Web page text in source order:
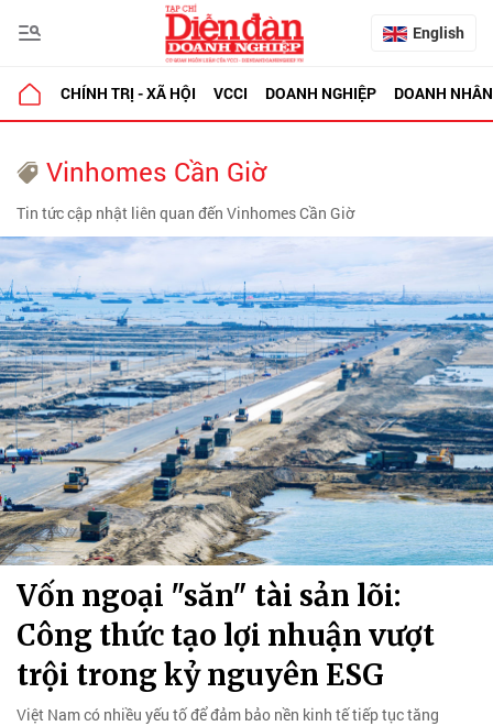
English
CHÍNH TRỊ - XÃ HỘI VCCI DOANH NGHIỆP DOANH NHÂN
Vinhomes Cần Giờ
Tin tức cập nhật liên quan đến Vinhomes Cần Giờ
Vốn ngoại "săn" tài sản lõi:
Công thức tạo lợi nhuận vượt
trội trong kỷ nguyên ESG
Việt Nam có nhiều yếu tố để đảm bảo nền kinh tế tiếp tục tăng